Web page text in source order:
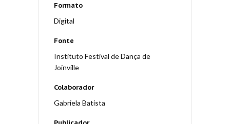
Formato
Digital
Fonte
Instituto Festival de Dança de
Joinville
Colaborador
Gabriela Batista